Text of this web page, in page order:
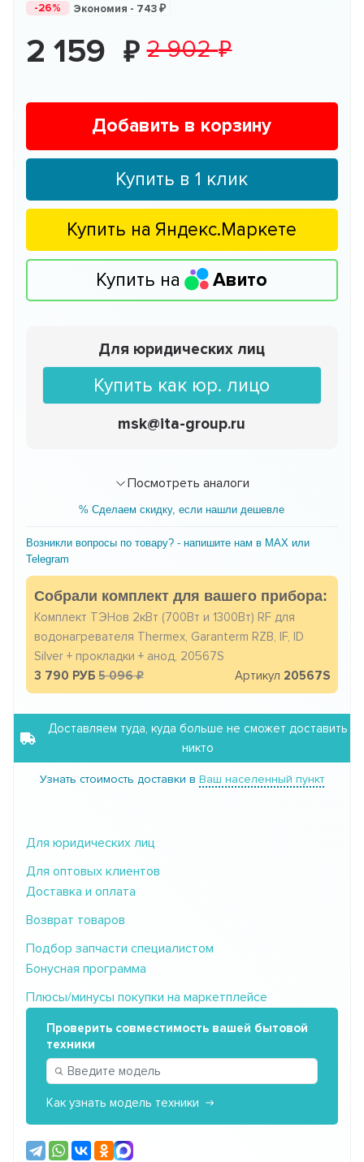
-26% Экономия - 743
2 159 2 902
Добавить в корзину
Купить в 1 клик
Купить на Яндекс.Маркете
Купить на Авито
Для юридических лиц
Купить как юр. лицо
msk@ita-group.ru
Посмотреть аналоги
% Сделаем скидку, если нашли дешевле
Возникли вопросы по товару? - напишите нам в MAX или
Telegram
Собрали комплект для вашего прибора:
Комплект ТЭНов 2кВт (700Вт и 1300Вт) RF для
водонагревателя Thermex, Garanterm RZB, IF, ID
Silver + прокладки + анод, 20567S
3 790 РУБ5 096 Артикул 20567S
Доставляем туда, куда больше не сможет доставить
никто
Узнать стоимость доставки в Ваш населенный пункт
Для юридических лиц
Для оптовых клиентов
Доставка и оплата
Возврат товаров
Подбор запчасти специалистом
Бонусная программа
Плюсы/минусы покупки на маркетплейсе
Проверить совместимость вашей бытовой
техники
Как узнать модель техники